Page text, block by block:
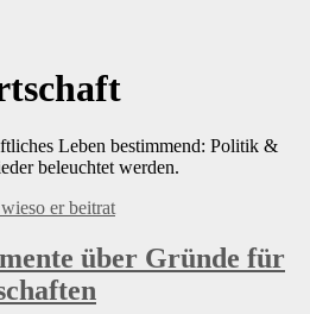
Leben bestimmend: Politik &
beleuchtet werden.
über Gründe für